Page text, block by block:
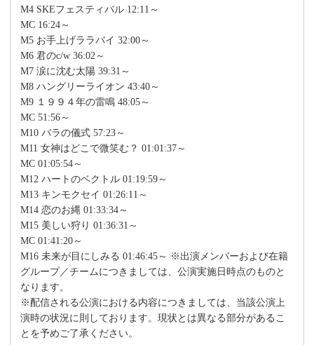
M4 SKEフェスティバル 12:11～
MC 16:24～
M5 お手上げララバイ 32:00～
M6 君のc/w 36:02～
M7 涙に沈む太陽 39:31～
M8 ハングリーライオン 43:40～
M9 １９９４年の雷鳴 48:05～
MC 51:56～
M10 バラの儀式 57:23～
M11 女神はどこで微笑む？ 01:01:37～
MC 01:05:54～
M12 ハートのベクトル 01:19:59～
M13 キンモクセイ 01:26:11～
M14 恋のお縄 01:33:34～
M15 美しい狩り 01:36:31～
MC 01:41:20～
M16 未来が目にしみる 01:46:45～ ※出演メンバーおよび在籍
グループ／チームにつきましては、公演実施日時点のものと
なります。
※配信される公演における内容につきましては、当該公演上
演時の状況に則しております。現状とは異なる部分があるこ
とを予めご了承ください。